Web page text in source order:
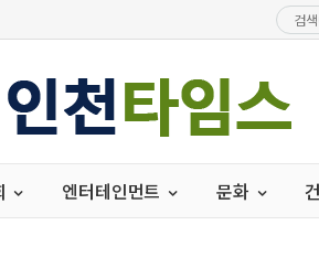
엔터테인먼트 문화